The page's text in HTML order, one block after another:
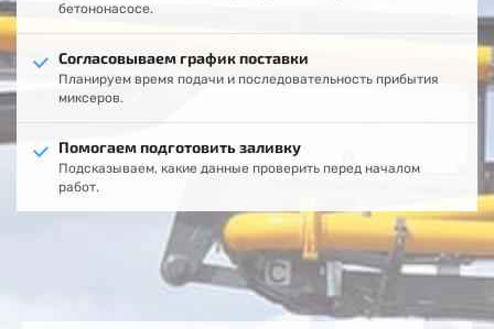
бетононасосе.
Согласовываем график поставки
Планируем время подачи и последовательность прибытия
миксеров.
Помогаем подготовить заливку
Подсказываем, какие данные проверить перед началом
работ.